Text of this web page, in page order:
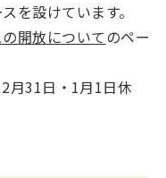
を設けています。
開放についてのペー
月31日・1月1日休